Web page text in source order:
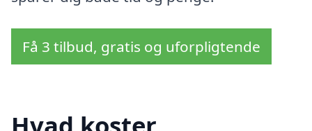
Få 3 tilbud, gratis og uforpligtende